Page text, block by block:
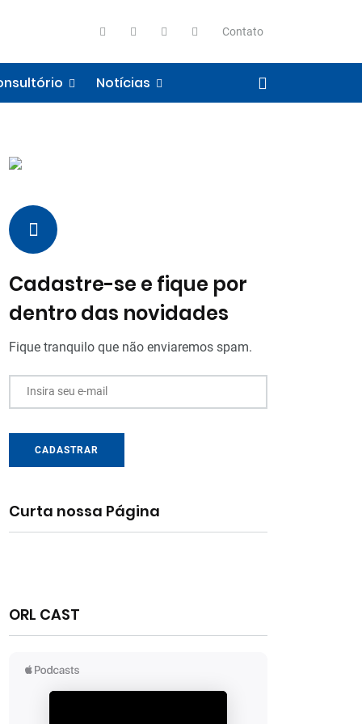
Contato
Notícias
Cadastre-se e fique por
dentro das novidades
Fique tranquilo que não enviaremos spam.
Insira seu e-mail
CADASTRAR
Curta nossa Página
ORL CAST